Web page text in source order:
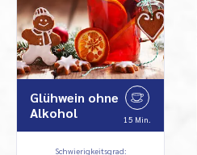
Glühwein ohne
Alkohol
15 Min.
Schwierigkeitsgrad: